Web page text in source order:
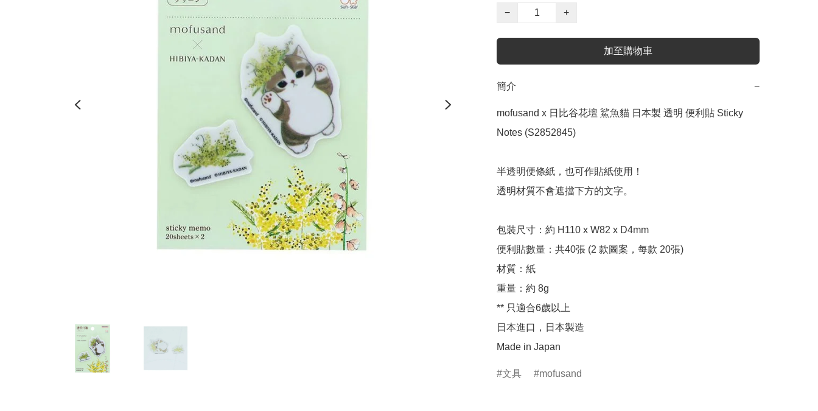
−
+
加至購物車
簡介 −
mofusand x 日比谷花壇 鯊魚貓 日本製 透明 便利貼 Sticky
Notes (S2852845)
半透明便條紙，也可作貼紙使用！
透明材質不會遮擋下方的文字。
包裝尺寸：約 H110 x W82 x D4mm
便利貼數量：共40張 (2 款圖案，每款 20張)
材質：紙
重量：約 8g
** 只適合6歲以上
日本進口，日本製造
Made in Japan
文具 mofusand